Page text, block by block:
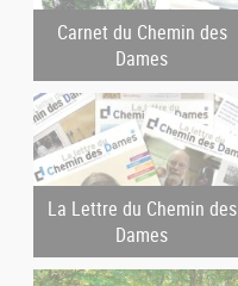
Carnet du Chemin des
Dames
La Lettre du Chemin des
Dames